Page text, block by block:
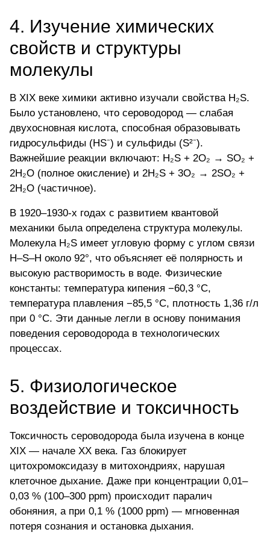
4. Изучение химических
свойств и структуры
молекулы
В XIX веке химики активно изучали свойства H₂S.
Было установлено, что сероводород — слабая
двухосновная кислота, способная образовывать
гидросульфиды (HS⁻) и сульфиды (S²⁻).
Важнейшие реакции включают: H₂S + 2O₂ → SO₂ +
2H₂O (полное окисление) и 2H₂S + 3O₂ → 2SO₂ +
2H₂O (частичное).
В 1920–1930-х годах с развитием квантовой
механики была определена структура молекулы.
Молекула H₂S имеет угловую форму с углом связи
H–S–H около 92°, что объясняет её полярность и
высокую растворимость в воде. Физические
константы: температура кипения −60,3 °C,
температура плавления −85,5 °C, плотность 1,36 г/л
при 0 °C. Эти данные легли в основу понимания
поведения сероводорода в технологических
процессах.
5. Физиологическое
воздействие и токсичность
Токсичность сероводорода была изучена в конце
XIX — начале XX века. Газ блокирует
цитохромоксидазу в митохондриях, нарушая
клеточное дыхание. Даже при концентрации 0,01–
0,03 % (100–300 ppm) происходит паралич
обоняния, а при 0,1 % (1000 ppm) — мгновенная
потеря сознания и остановка дыхания.